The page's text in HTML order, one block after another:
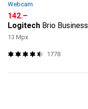
Webcam
CHF
142.–
Logitech Brio Business
13 Mpx
1778